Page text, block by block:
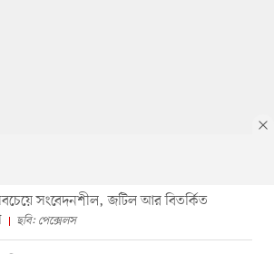
সংবেদনশীল, জটিল আর বিতর্কিত
ছবি: পেক্সেলস